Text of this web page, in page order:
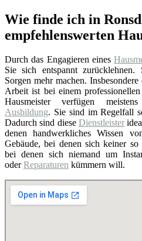
Wie finde ich in
empfehlenswerten
Durch das Engagieren eines
Sie sich entspannt
Sorgen mehr machen.
Arbeit ist bei einem professionellen
Hausmeister verfügen
Ausbildung. Sie sind im Regelfall
Dadurch sind diese Dienstleister
denen handwerkliches Wissen
Gebäude, bei denen sich keiner
bei denen sich niemand um
oderReparaturen kümmern will.